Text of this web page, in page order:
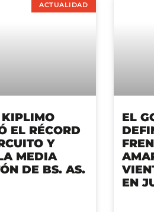
ACTUALIDAD
EL RÉCORD
Y
MEDIA
DE BS. AS.
EL
EN